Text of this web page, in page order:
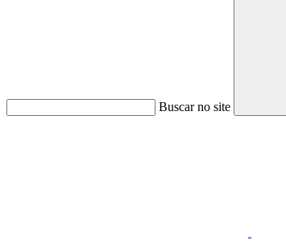
Buscar no site